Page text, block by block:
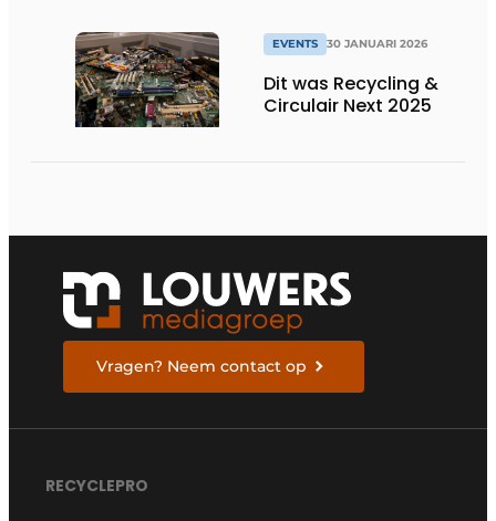
EVENTS 30 JANUARI 2026
Dit was Recycling &
Circulair Next 2025
Vragen? Neem contact op
RECYCLEPRO